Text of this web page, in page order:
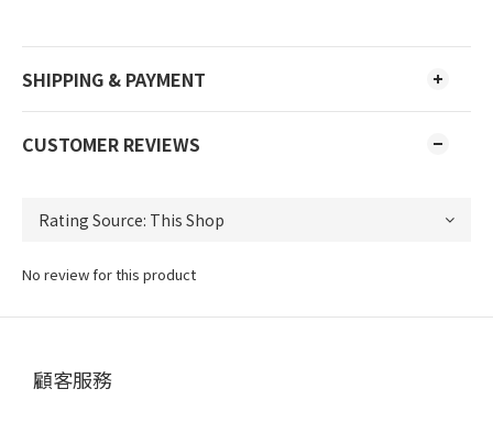
SHIPPING & PAYMENT
CUSTOMER REVIEWS
No review for this product
顧客服務